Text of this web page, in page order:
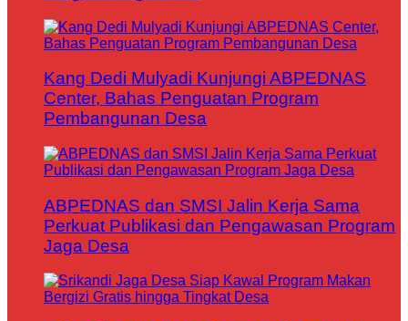
Kang Dedi Mulyadi Kunjungi ABPEDNAS
Center, Bahas Penguatan Program
Pembangunan Desa
ABPEDNAS dan SMSI Jalin Kerja Sama
Perkuat Publikasi dan Pengawasan Program
Jaga Desa